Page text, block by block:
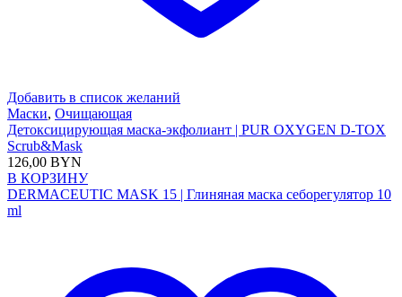
Добавить в список желаний
Маски, Очищающая
Детоксицирующая маска-экфолиант | PUR OXYGEN D-TOX
Scrub&Mask
126,00 BYN
В КОРЗИНУ
DERMACEUTIC MASK 15 | Глиняная маска себорегулятор 10
ml